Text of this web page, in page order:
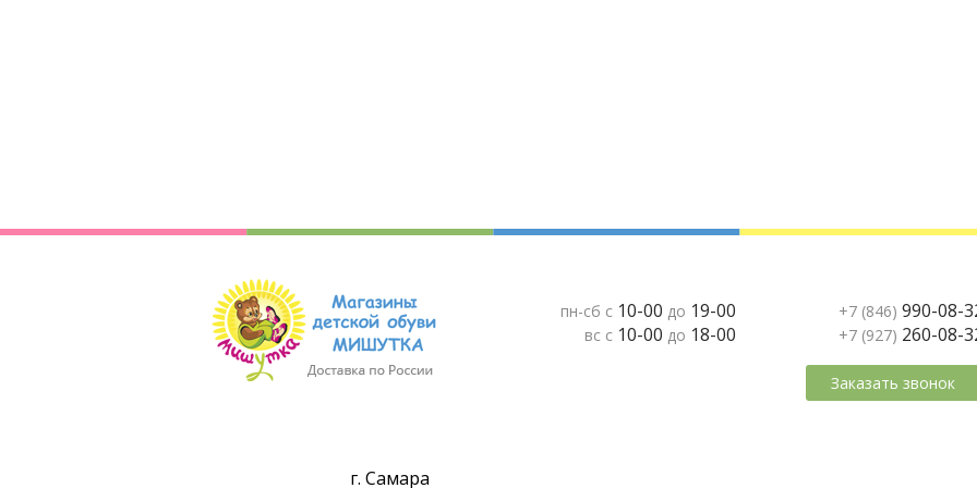
пн-сб с 10-00 до 19-00
вс с 10-00 до 18-00
+7 (846) 990-08-
+7 (927) 260-08-
Заказать звонок
г. Самара